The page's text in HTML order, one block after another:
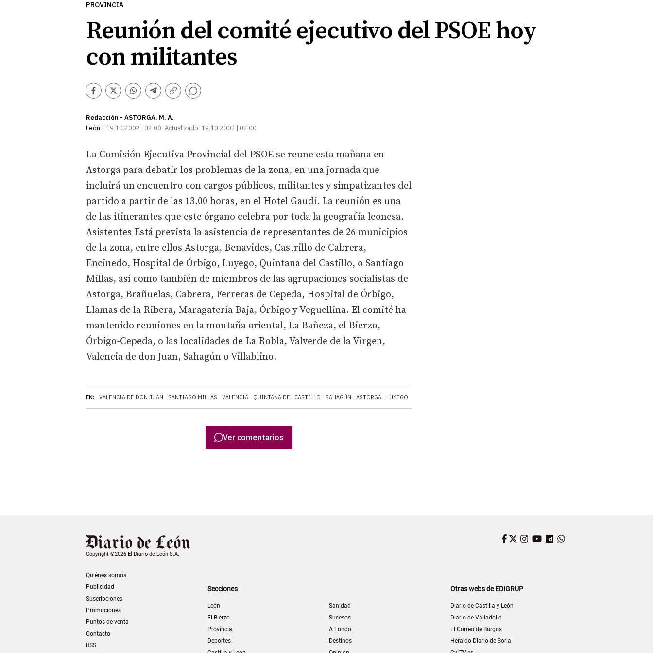
PROVINCIA
Reunión del comité ejecutivo del PSOE hoy
con militantes
Facebook
TwitterWhatsapp
Telegram
Copiar
Comentarios
Redacción - ASTORGA. M. A.
León
19.10.2002 | 02:00 Actualizado: 19.10.2002 | 02:00
EN: VALENCIA DE DON JUAN SANTIAGO MILLAS VALENCIA QUINTANA DEL CASTILLO SAHAGÚN ASTORGA LUYEGO
La Comisión Ejecutiva Provincial del PSOE se reune esta mañana en
Astorga para debatir los problemas de la zona, en una jornada que
incluirá un encuentro con cargos públicos, militantes y simpatizantes del
partido a partir de las 13.00 horas, en el Hotel Gaudí. La reunión es una
de las itinerantes que este órgano celebra por toda la geografía leonesa.
Asistentes Está prevista la asistencia de representantes de 26 municipios
de la zona, entre ellos Astorga, Benavides, Castrillo de Cabrera,
Encinedo, Hospital de Órbigo, Luyego, Quintana del Castillo, o Santiago
Millas, así como también de miembros de las agrupaciones socialistas de
Astorga, Brañuelas, Cabrera, Ferreras de Cepeda, Hospital de Órbigo,
Llamas de la Ribera, Maragatería Baja, Órbigo y Veguellina. El comité ha
mantenido reuniones en la montaña oriental, La Bañeza, el Bierzo,
Órbigo-Cepeda, o las localidades de La Robla, Valverde de la Virgen,
Valencia de don Juan, Sahagún o Villablino.
Ver comentarios
Copyright ©2026 El Diario de León S.A.
Quiénes somos
Publicidad
Suscripciones
Promociones
Puntos de venta
Contacto
RSS
Facebook
Twitter
Instagram
YouTube
Dailymotion
Secciones
León
El Bierzo
Provincia
Deportes
Sanidad
Sucesos
A Fondo
Destinos
Otras webs de EDIGRUP
Diario de Castilla y León
Diario de Valladolid
El Correo de Burgos
Heraldo-Diario de Soria